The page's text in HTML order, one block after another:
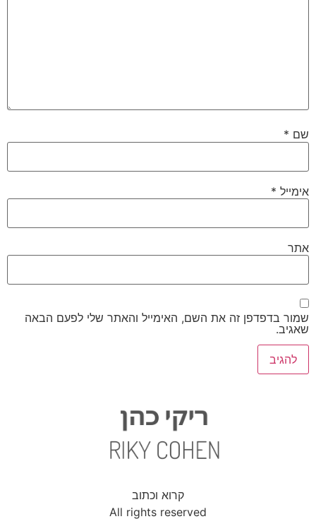
שם *
אימייל *
אתר
שמור בדפדפן זה את השם, האימייל והאתר שלי לפעם הבאה
שאגיב.
קרוא וכתוב
All rights reserved